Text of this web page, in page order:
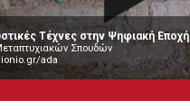
Τέχνες στην Ψηφιακή Εποχή
Σπουδών
ada